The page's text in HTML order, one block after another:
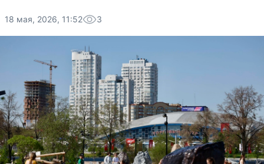
18 мая, 2026, 11:52 3